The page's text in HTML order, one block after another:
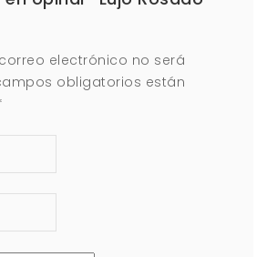
electrónico no será
obligatorios están